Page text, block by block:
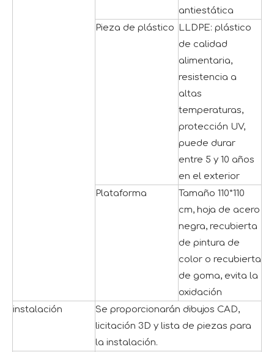
antiestática
Pieza de plástico LLDPE: plástico
de calidad
alimentaria,
resistencia a
altas
temperaturas,
protección UV,
puede durar
entre 5 y 10 años
en el exterior
Plataforma
Tamaño 110*110
cm, hoja de acero
negra, recubierta
de pintura de
color o recubierta
de goma, evita la
oxidación
instalación
Se proporcionarán dibujos CAD,
licitación 3D y lista de piezas para
la instalación.